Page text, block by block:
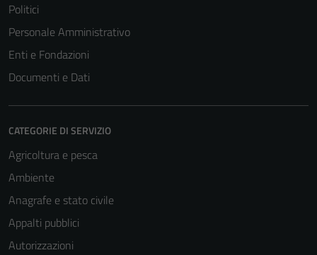
Politici
Personale Amministrativo
Enti e Fondazioni
Documenti e Dati
CATEGORIE DI SERVIZIO
Agricoltura e pesca
Ambiente
Anagrafe e stato civile
Appalti pubblici
Autorizzazioni